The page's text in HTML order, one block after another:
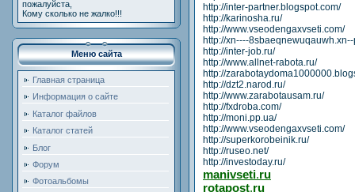
пожалуйста,
Кому сколько не жалко!!!
Меню сайта
Главная страница
Информация о сайте
Каталог файлов
Каталог статей
Блог
Форум
Фотоальбомы
http://inter-partner.blogspot.com/
http://karinosha.ru/
http://www.vseodengaxvseti.com/
http://xn----
http://inter-job.ru/
http://www.allnet-rabota.ru/
http://
http://dzt2.narod.ru/
http://www.zarabotausam.ru/
http://fxdroba.com/
http://moni.pp.ua/
http://www.vseodengaxvseti.com/
http://superkorobeinik.ru/
http://ruseo.net/
http://investoday.ru/
manivseti.ru
rotapost.ru